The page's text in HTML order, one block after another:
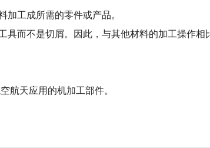
工成所需的零件或产品。
而不是切屑。因此，与其他材料的加工操作
航天应用的机加工部件。